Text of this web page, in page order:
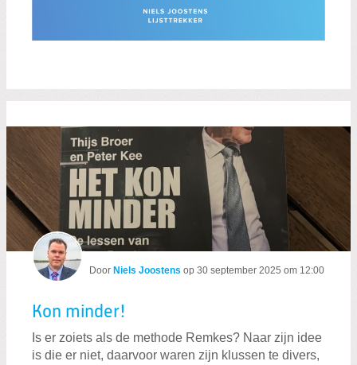
Door Niels Joostens op 30 september 2025 om 12:00
Kon minder!
Is er zoiets als de methode Remkes? Naar zijn idee
is die er niet, daarvoor waren zijn klussen te divers,